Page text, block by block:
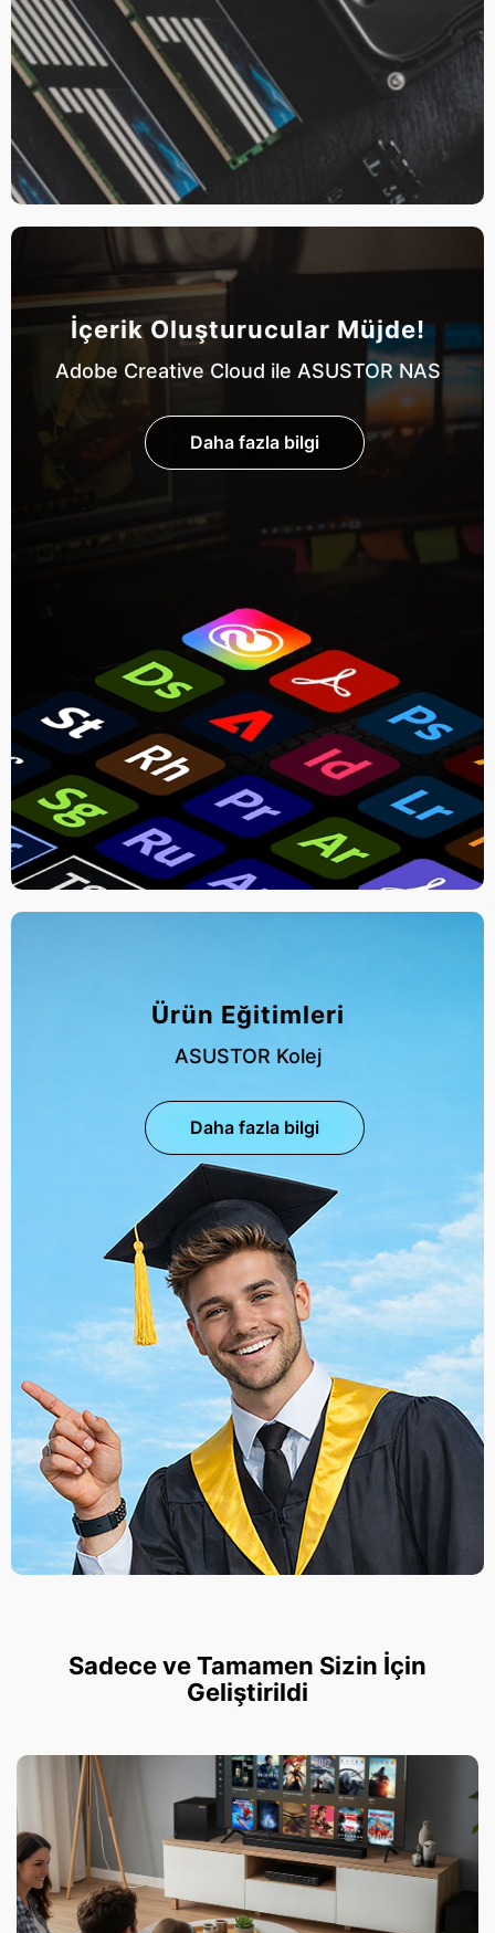
İçerik Oluşturucular Müjde!
Adobe Creative Cloud ile ASUSTOR NAS
Daha fazla bilgi
Ürün Eğitimleri
ASUSTOR Kolej
Daha fazla bilgi
Sadece ve Tamamen Sizin İçin
Geliştirildi